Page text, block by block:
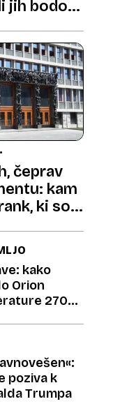
jih bodo
čeprav
kam
ki so
kako
Orion
2700
poziva k
Trumpa